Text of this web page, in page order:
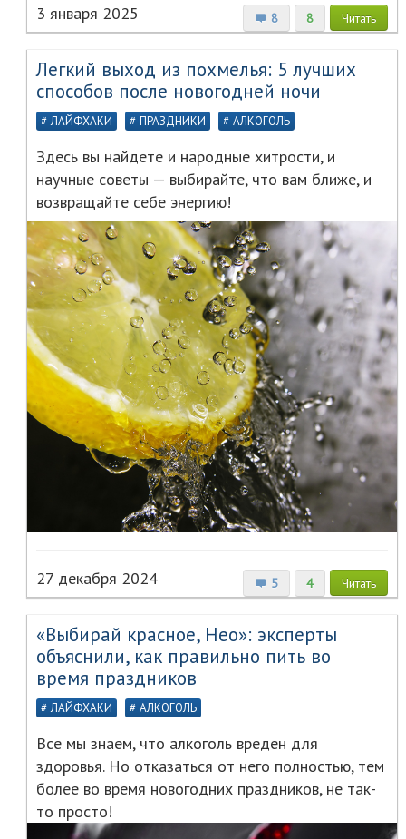
8 8 Читать
3 января 2025
Легкий выход из похмелья: 5 лучших
способов после новогодней ночи
ЛАЙФХАКИ ПРАЗДНИКИ АЛКОГОЛЬ
Здесь вы найдете и народные хитрости, и
научные советы — выбирайте, что вам ближе, и
возвращайте себе энергию!
5 4 Читать
27 декабря 2024
«Выбирай красное, Нео»: эксперты
объяснили, как правильно пить во
время праздников
ЛАЙФХАКИ АЛКОГОЛЬ
Все мы знаем, что алкоголь вреден для
здоровья. Но отказаться от него полностью, тем
более во время новогодних праздников, не так-
то просто!